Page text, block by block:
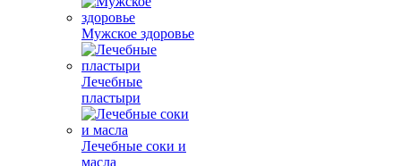
Мужское здоровье
Лечебные
пластыри
Лечебные соки и
масла